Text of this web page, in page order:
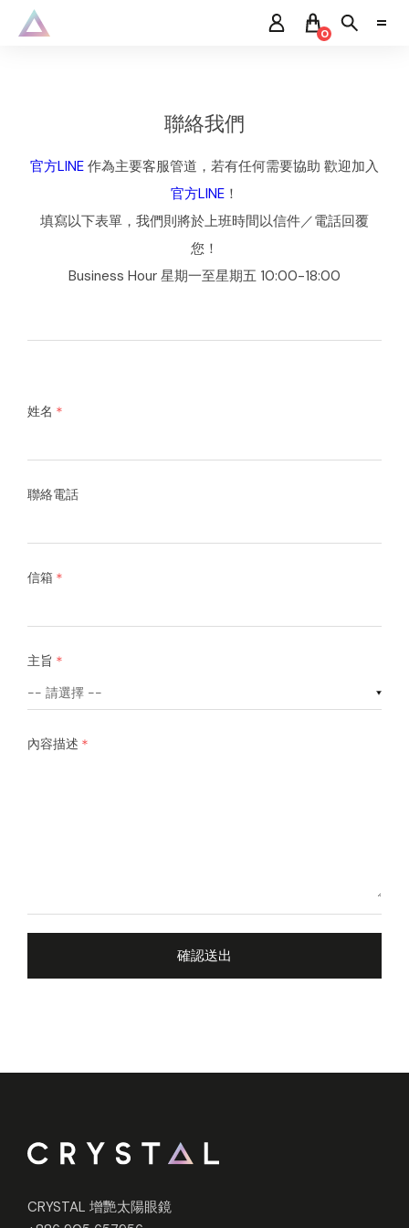
0
聯絡我們
官方LINE 作為主要客服管道，若有任何需要協助 歡迎加入
官方LINE ！
填寫以下表單，我們則將於上班時間以信件／電話回覆
您！
Business Hour 星期一至星期五 10:00-18:00
姓名
聯絡電話
信箱
主旨
內容描述
CRYSTAL 增艷太陽眼鏡